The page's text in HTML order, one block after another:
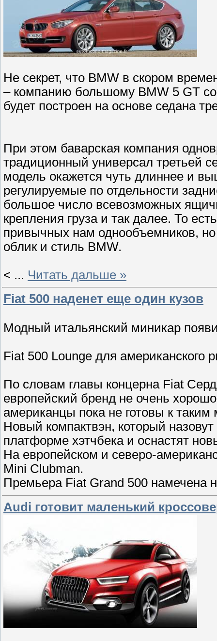
Не секрет, что BMW в скором
– компанию большому BMW 5 GT
будет построен на основе седана
При этом баварская компания
традиционный универсал третьей
модель окажется чуть длиннее и
регулируемые по отдельности
большое число всевозможных
крепления груза и так далее. То
привычных нам однообъемников,
облик и стиль BMW.
< ... Читать дальше »
Fiat 500 наденет еще один кузов
Модный итальянский миникар
Fiat 500 Lounge для американского
По словам главы концерна Fiat
европейский бренд не очень
американцы пока не готовы к
Новый компактвэн, который
платформе хэтчбека и оснастят
На европейском и северо-
Mini Clubman.
Премьера Fiat Grand 500 намечена
Audi готовит маленький